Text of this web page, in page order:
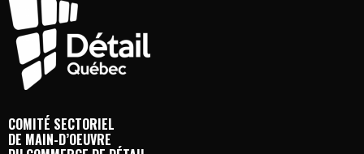
COMITÉ SECTORIEL
DE MAIN-D’OEUVRE